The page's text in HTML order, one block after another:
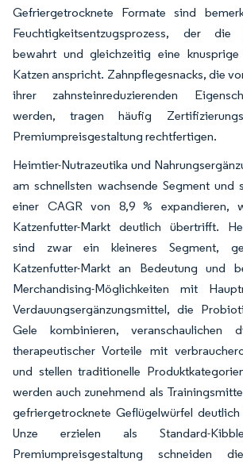
Gefriergetrocknete Formate sind
Feuchtigkeitsentzugsprozess, der die
bewahrt und gleichzeitig eine
Katzen anspricht. Zahnpflegesnacks, die
ihrer zahnsteinreduzierenden
werden, tragen häufig
Premiumpreisgestaltung rechtfertigen.
Heimtier-Nutrazeutika und
am schnellsten wachsende Segment und
einer CAGR von 8,9 % expandieren,
Katzenfutter-Markt deutlich übertrifft.
sind zwar ein kleineres Segment,
Katzenfutter-Markt an Bedeutung und
Merchandising-Möglichkeiten mit
Verdauungsergänzungsmittel, die
Gele kombinieren, veranschaulichen
therapeutischer Vorteile mit
und stellen traditionelle
werden auch zunehmend als
gefriergetrocknete Geflügelwürfel
Unze erzielen als Standard-
Premiumpreisgestaltung schneiden